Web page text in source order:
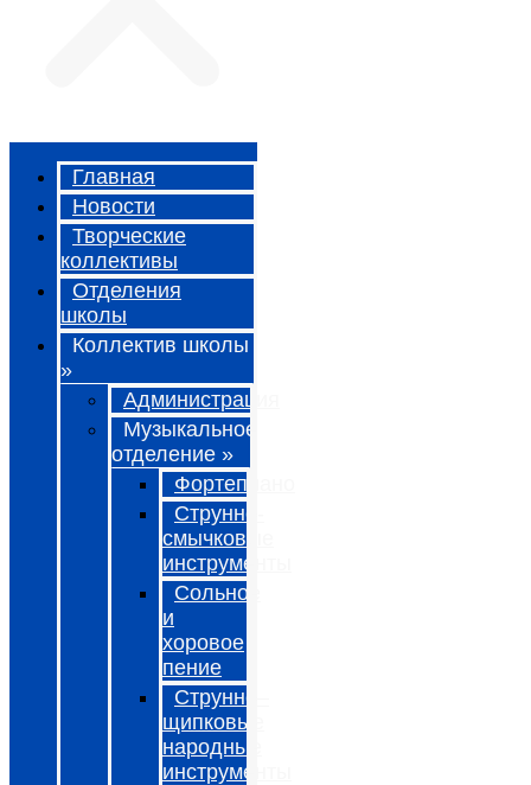
Главная
Новости
Творческие
коллективы
Отделения
школы
Коллектив школы
»
Администрация
Музыкальное
отделение »
Фортепиано
Струнно-
смычковые
инструменты
Сольное
и
хоровое
пение
Струнно–
щипковые
народные
инструменты